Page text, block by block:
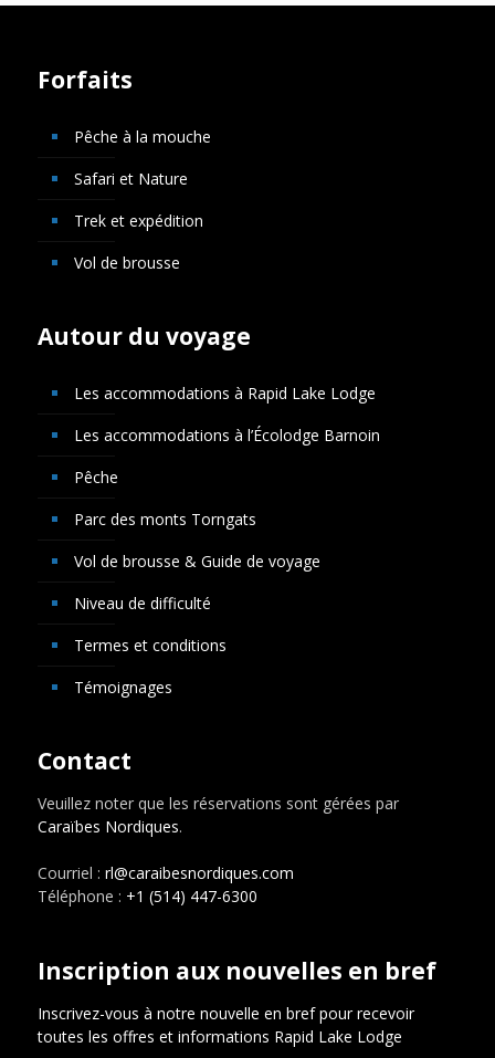
Forfaits
Pêche à la mouche
Safari et Nature
Trek et expédition
Vol de brousse
Autour du voyage
Les accommodations à Rapid Lake Lodge
Les accommodations à l’Écolodge Barnoin
Pêche
Parc des monts Torngats
Vol de brousse & Guide de voyage
Niveau de difficulté
Termes et conditions
Témoignages
Contact
Veuillez noter que les réservations sont gérées par
Caraïbes Nordiques.
Courriel : rl@caraibesnordiques.com
Téléphone : +1 (514) 447-6300
Inscription aux nouvelles en bref
Inscrivez-vous à notre nouvelle en bref pour recevoir
toutes les offres et informations Rapid Lake Lodge